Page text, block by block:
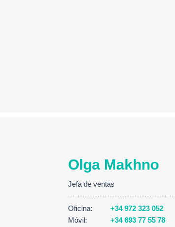
Olga Makhno
Jefa de ventas
Oficina:
+34 972 323 052
Móvil:
+34 693 77 55 78